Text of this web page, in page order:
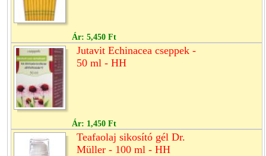
Ár: 5,450 Ft
Jutavit Echinacea cseppek -
50 ml - HH
Ár: 1,450 Ft
Teafaolaj sikosító gél Dr.
Müller - 100 ml - HH